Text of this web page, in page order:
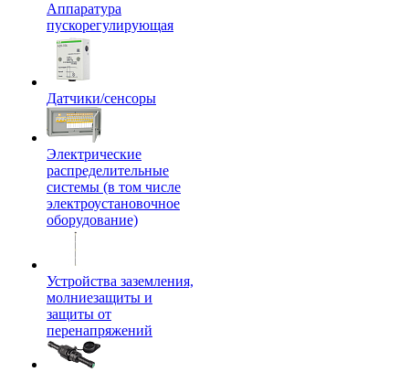
Аппаратура
пускорегулирующая
Датчики/сенсоры
Электрические
распределительные
системы (в том числе
электроустановочное
оборудование)
Устройства заземления,
молниезащиты и
защиты от
перенапряжений